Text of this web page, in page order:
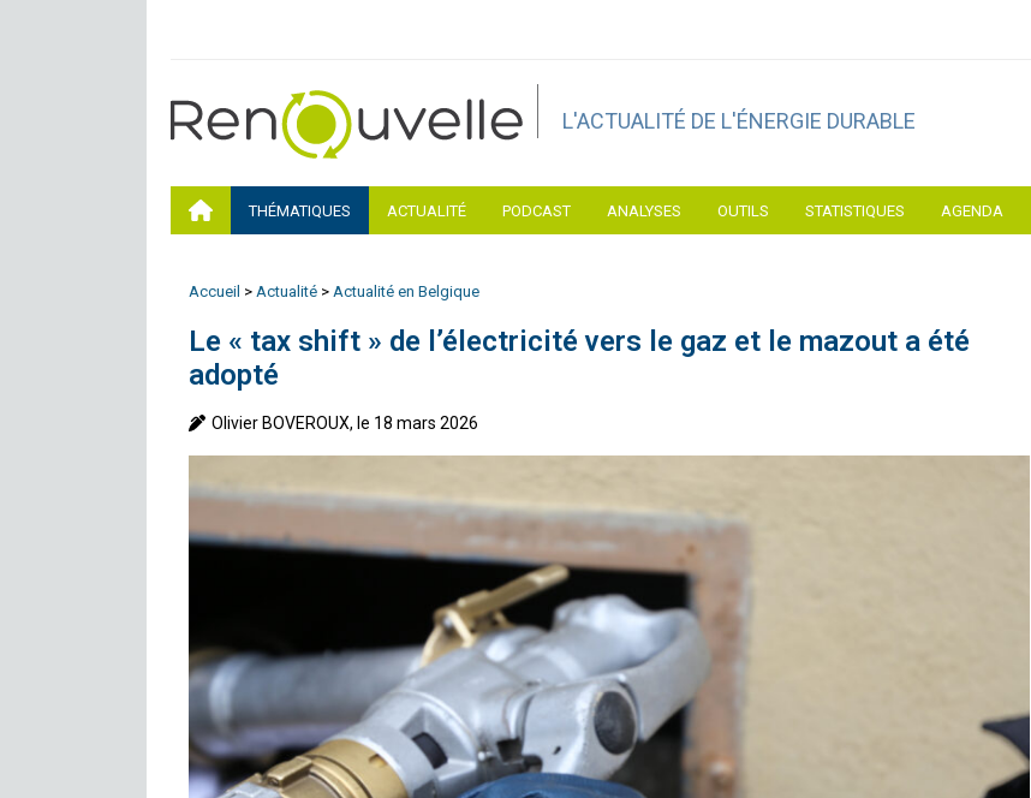
L'ACTUALITÉ DE L'ÉNERGIE DURABLE
THÉMATIQUES ACTUALITÉ PODCAST ANALYSES OUTILS STATISTIQUES AGENDA
Accueil > Actualité > Actualité en Belgique
Le « tax shift » de l’électricité vers le gaz et le mazout a été
adopté
Olivier BOVEROUX, le 18 mars 2026